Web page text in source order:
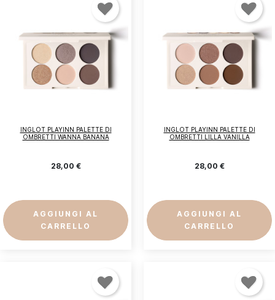
INGLOT PLAYINN PALETTE DI
OMBRETTI WANNA BANANA
28,00 €
AGGIUNGI AL
CARRELLO
INGLOT PLAYINN PALETTE DI
OMBRETTI LILLA VANILLA
28,00 €
AGGIUNGI AL
CARRELLO